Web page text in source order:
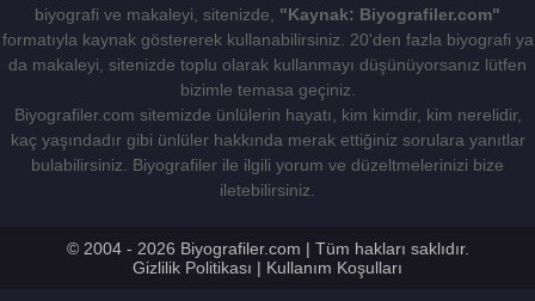
biyografi ve makaleyi, sitenizde, "Kaynak: Biyografiler.com"
formatıyla kaynak göstererek kullanabilirsiniz. 20'den fazla biyografi ya
da makaleyi, sitenizde toplu olarak kullanmayı düşünüyorsanız lütfen
bizimle temasa geçiniz.
Biyografiler.com sitemizde ünlülerin hayatı, kim kimdir, kim nerelidir,
kaç yaşındadır gibi ünlüler hakkında merak ettiğiniz sorulara yanıtlar
bulabilirsiniz. Biyografiler ile ilgili yorum ve düzeltmelerinizi bize
iletebilirsiniz.
© 2004 - 2026 Biyografiler.com | Tüm hakları saklıdır.
Gizlilik Politikası | Kullanım Koşulları